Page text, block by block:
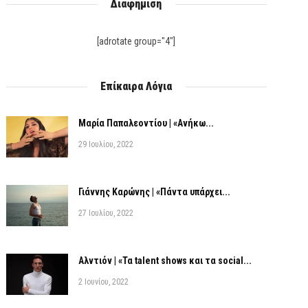
Διαφήμιση
[adrotate group="4"]
Επίκαιρα Λόγια
Μαρία Παπαλεοντίου | «Ανήκω...
29 Ιουλίου, 2022
Γιάννης Καρώνης | «Πάντα υπάρχει...
27 Ιουλίου, 2022
Αλντιόν | «Τα talent shows και τα social...
2 Ιουνίου, 2022